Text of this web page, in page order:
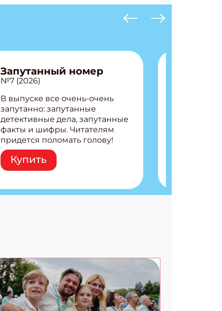
Запутанный номер
№7 (2026)
В выпуске все очень-очень
запутанно: запутанные
детективные дела, запутанные
факты и шифры. Читателям
придется поломать голову!
Внутри: Шифры и
расшифровки Плетем
запутанные поделки
Ищем коды 3 комикса
Купить